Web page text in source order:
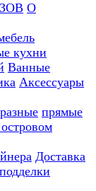
О
кухни
Ванные
Аксессуары
прямые
Доставка